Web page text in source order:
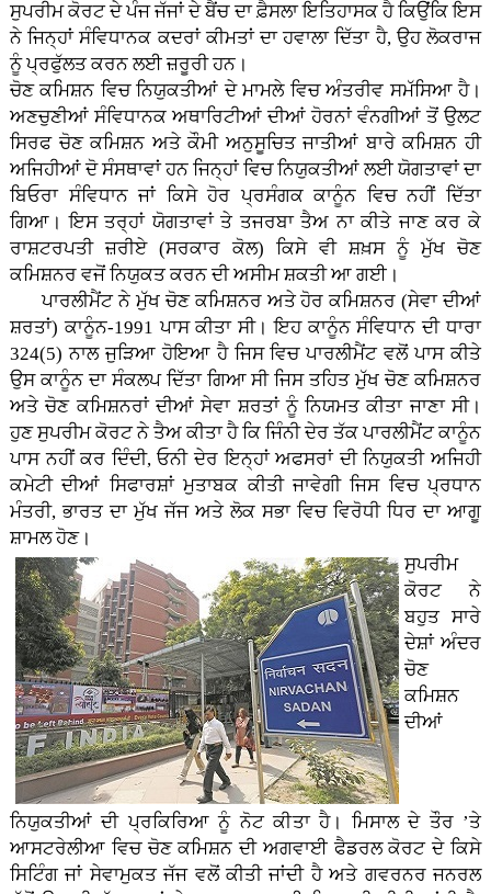
ਸੁਪਰੀਮ ਕੋਰਟ ਦੇ ਪੰਜ ਜੱਜਾਂ ਦੇ ਬੈਂਚ ਦਾ ਫ਼ੈਸਲਾ ਇਤਿਹਾਸਕ ਹੈ ਕਿਉਂਕਿ ਇਸ
ਨੇ ਜਿਨ੍ਹਾਂ ਸੰਵਿਧਾਨਕ ਕਦਰਾਂ ਕੀਮਤਾਂ ਦਾ ਹਵਾਲਾ ਦਿੱਤਾ ਹੈ, ਉਹ ਲੋਕਰਾਜ
ਨੂੰ ਪ੍ਰਫੁੱਲਤ ਕਰਨ ਲਈ ਜ਼ਰੂਰੀ ਹਨ।
ਚੋਣ ਕਮਿਸ਼ਨ ਵਿਚ ਨਿਯੁਕਤੀਆਂ ਦੇ ਮਾਮਲੇ ਵਿਚ ਅੰਤਰੀਵ ਸਮੱਸਿਆ ਹੈ।
ਅਣਚੁਣੀਆਂ ਸੰਵਿਧਾਨਕ ਅਥਾਰਿਟੀਆਂ ਦੀਆਂ ਹੋਰਨਾਂ ਵੰਨਗੀਆਂ ਤੋਂ ਉਲਟ
ਸਿਰਫ ਚੋਣ ਕਮਿਸ਼ਨ ਅਤੇ ਕੌਮੀ ਅਨੁਸੂਚਿਤ ਜਾਤੀਆਂ ਬਾਰੇ ਕਮਿਸ਼ਨ ਹੀ
ਅਜਿਹੀਆਂ ਦੋ ਸੰਸਥਾਵਾਂ ਹਨ ਜਿਨ੍ਹਾਂ ਵਿਚ ਨਿਯੁਕਤੀਆਂ ਲਈ ਯੋਗਤਾਵਾਂ ਦਾ
ਬਿਓਰਾ ਸੰਵਿਧਾਨ ਜਾਂ ਕਿਸੇ ਹੋਰ ਪ੍ਰਸੰਗਕ ਕਾਨੂੰਨ ਵਿਚ ਨਹੀਂ ਦਿੱਤਾ
ਗਿਆ। ਇਸ ਤਰ੍ਹਾਂ ਯੋਗਤਾਵਾਂ ਤੇ ਤਜਰਬਾ ਤੈਅ ਨਾ ਕੀਤੇ ਜਾਣ ਕਰ ਕੇ
ਰਾਸ਼ਟਰਪਤੀ ਜ਼ਰੀਏ (ਸਰਕਾਰ ਕੋਲ) ਕਿਸੇ ਵੀ ਸ਼ਖ਼ਸ ਨੂੰ ਮੁੱਖ ਚੋਣ
ਕਮਿਸ਼ਨਰ ਵਜੋਂ ਨਿਯੁਕਤ ਕਰਨ ਦੀ ਅਸੀਮ ਸ਼ਕਤੀ ਆ ਗਈ।
ਪਾਰਲੀਮੈਂਟ ਨੇ ਮੁੱਖ ਚੋਣ ਕਮਿਸ਼ਨਰ ਅਤੇ ਹੋਰ ਕਮਿਸ਼ਨਰ (ਸੇਵਾ ਦੀਆਂ
ਸ਼ਰਤਾਂ) ਕਾਨੂੰਨ-1991 ਪਾਸ ਕੀਤਾ ਸੀ। ਇਹ ਕਾਨੂੰਨ ਸੰਵਿਧਾਨ ਦੀ ਧਾਰਾ
324(5) ਨਾਲ ਜੁੜਿਆ ਹੋਇਆ ਹੈ ਜਿਸ ਵਿਚ ਪਾਰਲੀਮੈਂਟ ਵਲੋਂ ਪਾਸ ਕੀਤੇ
ਉਸ ਕਾਨੂੰਨ ਦਾ ਸੰਕਲਪ ਦਿੱਤਾ ਗਿਆ ਸੀ ਜਿਸ ਤਹਿਤ ਮੁੱਖ ਚੋਣ ਕਮਿਸ਼ਨਰ
ਅਤੇ ਚੋਣ ਕਮਿਸ਼ਨਰਾਂ ਦੀਆਂ ਸੇਵਾ ਸ਼ਰਤਾਂ ਨੂੰ ਨਿਯਮਤ ਕੀਤਾ ਜਾਣਾ ਸੀ।
ਹੁਣ ਸੁਪਰੀਮ ਕੋਰਟ ਨੇ ਤੈਅ ਕੀਤਾ ਹੈ ਕਿ ਜਿੰਨੀ ਦੇਰ ਤੱਕ ਪਾਰਲੀਮੈਂਟ ਕਾਨੂੰਨ
ਪਾਸ ਨਹੀਂ ਕਰ ਦਿੰਦੀ, ਓਨੀ ਦੇਰ ਇਨ੍ਹਾਂ ਅਫਸਰਾਂ ਦੀ ਨਿਯੁਕਤੀ ਅਜਿਹੀ
ਕਮੇਟੀ ਦੀਆਂ ਸਿਫਾਰਸ਼ਾਂ ਮੁਤਾਬਕ ਕੀਤੀ ਜਾਵੇਗੀ ਜਿਸ ਵਿਚ ਪ੍ਰਧਾਨ
ਮੰਤਰੀ, ਭਾਰਤ ਦਾ ਮੁੱਖ ਜੱਜ ਅਤੇ ਲੋਕ ਸਭਾ ਵਿਚ ਵਿਰੋਧੀ ਧਿਰ ਦਾ ਆਗੂ
ਸ਼ਾਮਲ ਹੋਣ।
ਸੁਪਰੀਮ
ਕੋਰਟ ਨੇ
ਬਹੁਤ ਸਾਰੇ
ਦੇਸ਼ਾਂ ਅੰਦਰ
ਚੋਣ
ਕਮਿਸ਼ਨ
ਦੀਆਂ
ਨਿਯੁਕਤੀਆਂ ਦੀ ਪ੍ਰਕਿਰਿਆ ਨੂੰ ਨੋਟ ਕੀਤਾ ਹੈ। ਮਿਸਾਲ ਦੇ ਤੌਰ ’ਤੇ
ਆਸਟਰੇਲੀਆ ਵਿਚ ਚੋਣ ਕਮਿਸ਼ਨ ਦੀ ਅਗਵਾਈ ਫੈਡਰਲ ਕੋਰਟ ਦੇ ਕਿਸੇ
ਸਿਟਿੰਗ ਜਾਂ ਸੇਵਾਮੁਕਤ ਜੱਜ ਵਲੋਂ ਕੀਤੀ ਜਾਂਦੀ ਹੈ ਅਤੇ ਗਵਰਨਰ ਜਨਰਲ